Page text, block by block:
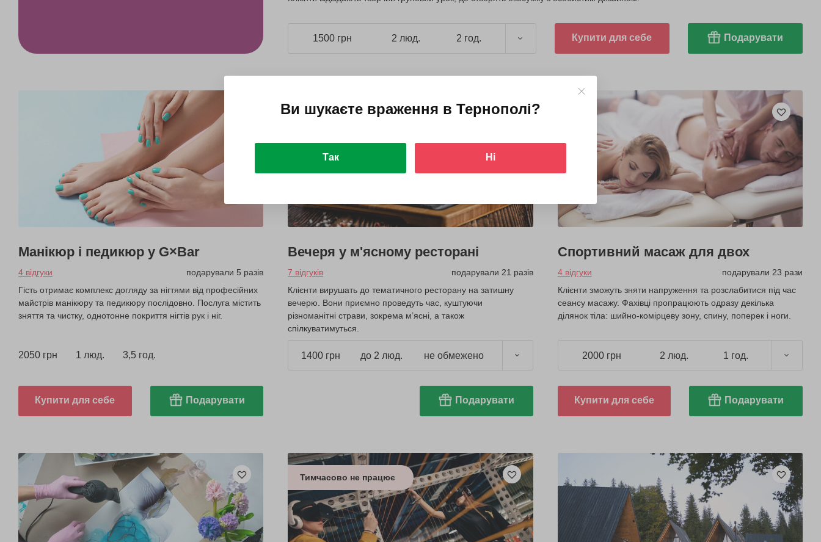
1500 грн 2 люд. 2 год. Купити для себе Подарувати
Манікюр і педикюр у G×Bar
4 відгуки
подарували 5 разів
Гість отримає комплекс догляду за нігтями від професійних
майстрів манікюру та педикюру послідовно. Послуга містить
зняття та чистку, однотонне покриття нігтів рук і ніг.
2050 грн 1 люд. 3,5 год.
Купити для себе Подарувати
Вечеря у м'ясному ресторані
7 відгуків
подарували 21 разів
Клієнти вирушать до тематичного ресторану на затишну
вечерю. Вони приємно проведуть час, куштуючи
різноманітні страви, зокрема м’ясні, а також
спілкуватимуться.
1400 грн до 2 люд. не обмежено
Подарувати
Спортивний масаж для двох
4 відгуки
подарували 23 рази
Клієнти зможуть зняти напруження та розслабитися під час
сеансу масажу. Фахівці пропрацюють одразу декілька
ділянок тіла: шийно-комірцеву зону, спину, поперек і ноги.
2000 грн 2 люд. 1 год.
Купити для себе Подарувати
Тимчасово не працює
Ви шукаєте враження в Тернополі?
Так Ні